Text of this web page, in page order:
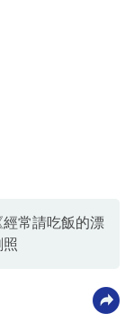
常請吃飯的漂